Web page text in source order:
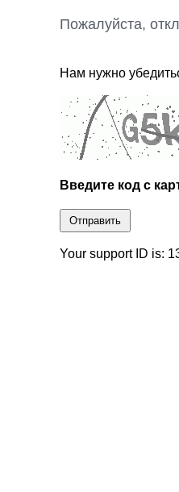
Пожалуйста,
Нам нужно
Введите код с
Отправить
Your support ID is: